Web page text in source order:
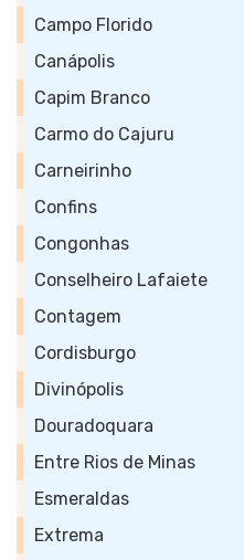
Campo Florido
Canápolis
Capim Branco
Carmo do Cajuru
Carneirinho
Confins
Congonhas
Conselheiro Lafaiete
Contagem
Cordisburgo
Divinópolis
Douradoquara
Entre Rios de Minas
Esmeraldas
Extrema